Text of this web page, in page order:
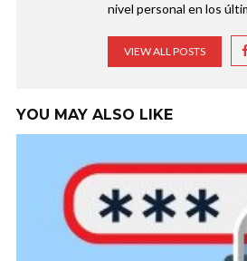
nivel personal en los
VIEW ALL POSTS
YOU MAY ALSO LIKE